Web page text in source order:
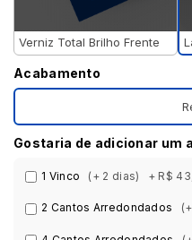
Verniz Total Brilho Frente
Acabamento
Gostaria de adicionar um
1 Vinco (+ 2 dias) + R$
2 Cantos Arredondados